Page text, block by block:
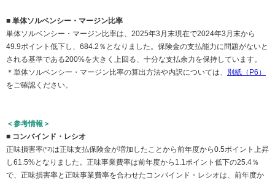
■ 単体ソルベンシー・マージン比率
単体ソルベンシー・マージン比率は、2025年3月末現在で2024年3月末から
49.9ポイント低下し、684.2％となりました。保険金の支払能力に問題がないと
される基準である200%を大きく上回る、十分な支払余力を保持しています。
＊単体ソルベンシー・マージン比率の算出方法や内訳については、 別紙（P6）
をご確認ください。
＜参考情報＞
■ コンバインド・レシオ
正味損害率(*2)は正味支払保険金が増加したことから前年度から0.5ポイント上昇
し61.5%となりました。正味事業費率は前年度から1.1ポイント低下の25.4％
で、正味損害率と正味事業費率を合わせたコンバインド・レシオは、前年度か